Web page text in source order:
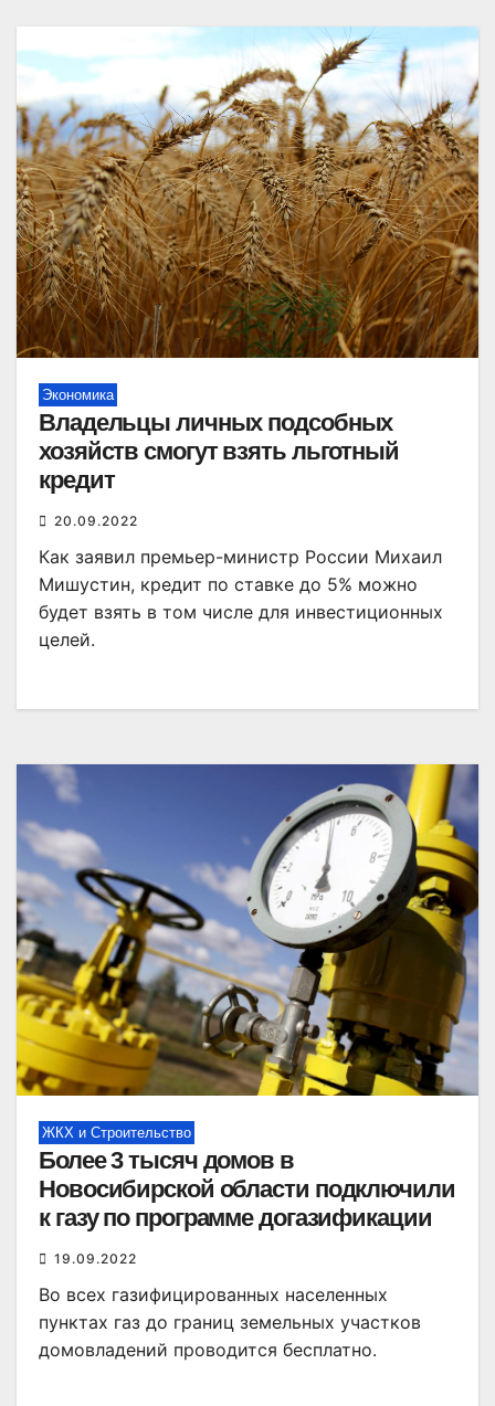
Экономика
Владельцы личных подсобных
хозяйств смогут взять льготный
кредит
20.09.2022
Как заявил премьер-министр России Михаил
Мишустин, кредит по ставке до 5% можно
будет взять в том числе для инвестиционных
целей.
ЖКХ и Строительство
Более 3 тысяч домов в
Новосибирской области подключили
к газу по программе догазификации
19.09.2022
Во всех газифицированных населенных
пунктах газ до границ земельных участков
домовладений проводится бесплатно.